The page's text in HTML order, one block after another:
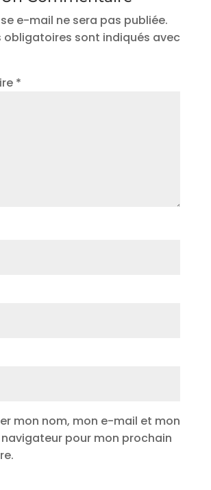
e-mail ne sera pas publiée.
obligatoires sont indiqués avec
*
mon nom, mon e-mail et mon
pour mon prochain